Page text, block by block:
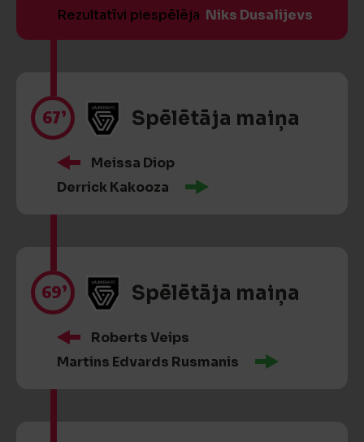
Rezultatīvi piespēlēja Niks Dusalijevs
67’ Spēlētāja maiņa
Meissa Diop
Derrick Kakooza
69’ Spēlētāja maiņa
Roberts Veips
Martins Edvards Rusmanis